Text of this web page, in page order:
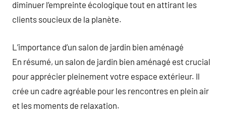
diminuer l’empreinte écologique tout en attirant les
clients soucieux de la planète.
L’importance d’un salon de jardin bien aménagé
En résumé, un salon de jardin bien aménagé est crucial
pour apprécier pleinement votre espace extérieur. Il
crée un cadre agréable pour les rencontres en plein air
et les moments de relaxation.